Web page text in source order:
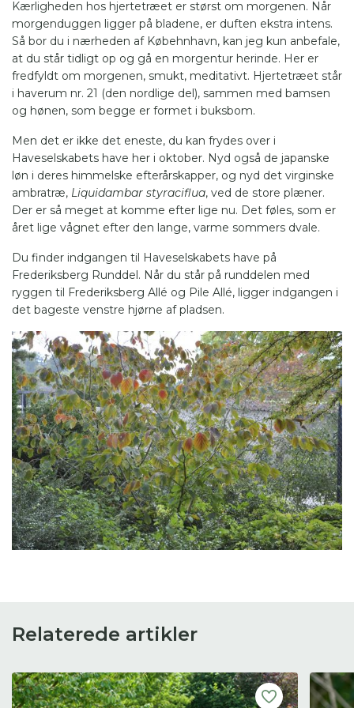
Kærligheden hos hjertetræet er størst om morgenen. Når
morgenduggen ligger på bladene, er duften ekstra intens.
Så bor du i nærheden af Købehnhavn, kan jeg kun anbefale,
at du står tidligt op og gå en morgentur herinde. Her er
fredfyldt om morgenen, smukt, meditativt. Hjertetræet står
i haverum nr. 21 (den nordlige del), sammen med bamsen
og hønen, som begge er formet i buksbom.
Men det er ikke det eneste, du kan frydes over i
Haveselskabets have her i oktober. Nyd også de japanske
løn i deres himmelske efterårskapper, og nyd det virginske
ambratræ, Liquidambar styraciflua, ved de store plæner.
Der er så meget at komme efter lige nu. Det føles, som er
året lige vågnet efter den lange, varme sommers dvale.
Du finder indgangen til Haveselskabets have på
Frederiksberg Runddel. Når du står på runddelen med
ryggen til Frederiksberg Allé og Pile Allé, ligger indgangen i
det bageste venstre hjørne af pladsen.
Relaterede artikler